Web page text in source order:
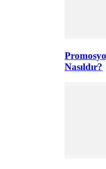
Nasıldır?